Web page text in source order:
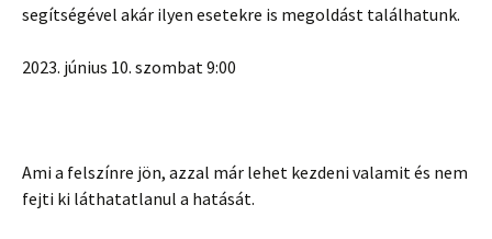
segítségével akár ilyen esetekre is megoldást találhatunk.
2023. június 10. szombat 9:00
Ami a felszínre jön, azzal már lehet kezdeni valamit és nem
fejti ki láthatatlanul a hatását.